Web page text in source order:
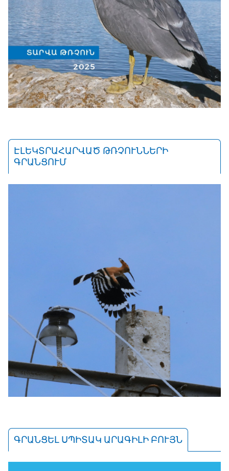
ԷԼԵԿՏՐԱՀԱՐՎԱԾ ԹՌՉՈՒՆՆԵՐԻ
ԳՐԱՆՑՈՒՄ
ԳՐԱՆՑԵԼ ՍՊԻՏԱԿ ԱՐԱԳԻԼԻ ԲՈՒՅՆ